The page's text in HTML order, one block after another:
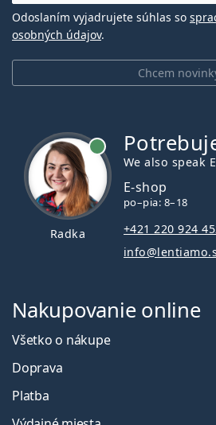
Chcem
Odoslaním vyjadrujete súhlas so
osobných údajov.
Radka
We also speak
E-shop
po–pia: 8–18
+421 220 924
Nakupovanie online
Všetko o nákupe
Doprava
Platba